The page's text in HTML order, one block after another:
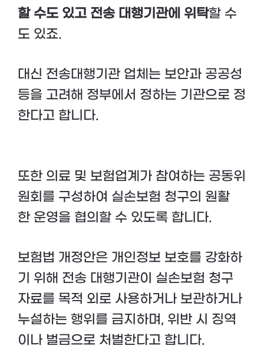
할 수도 있고 전송 대행기관에 위탁할 수
도 있죠.
대신 전송대행기관 업체는 보안과 공공성
등을 고려해 정부에서 정하는 기관으로 정
한다고 합니다.
또한 의료 및 보험업계가 참여하는 공동위
원회를 구성하여 실손보험 청구의 원활
한 운영을 협의할 수 있도록 합니다.
보험법 개정안은 개인정보 보호를 강화하
기 위해 전송 대행기관이 실손보험 청구
자료를 목적 외로 사용하거나 보관하거나
누설하는 행위를 금지하며, 위반 시 징역
이나 벌금으로 처벌한다고 합니다.